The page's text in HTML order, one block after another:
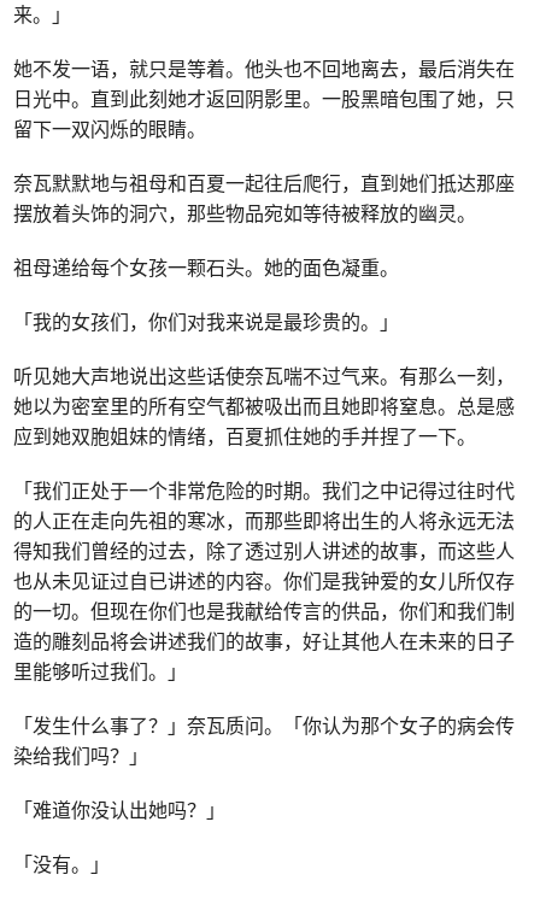
来。」
她不发一语，就只是等着。他头也不回地离去，最后消失在
日光中。直到此刻她才返回阴影里。一股黑暗包围了她，只
留下一双闪烁的眼睛。
奈瓦默默地与祖母和百夏一起往后爬行，直到她们抵达那座
摆放着头饰的洞穴，那些物品宛如等待被释放的幽灵。
祖母递给每个女孩一颗石头。她的面色凝重。
「我的女孩们，你们对我来说是最珍贵的。」
听见她大声地说出这些话使奈瓦喘不过气来。有那么一刻，
她以为密室里的所有空气都被吸出而且她即将窒息。总是感
应到她双胞姐妹的情绪，百夏抓住她的手并捏了一下。
「我们正处于一个非常危险的时期。我们之中记得过往时代
的人正在走向先祖的寒冰，而那些即将出生的人将永远无法
得知我们曾经的过去，除了透过别人讲述的故事，而这些人
也从未见证过自已讲述的内容。你们是我钟爱的女儿所仅存
的一切。但现在你们也是我献给传言的供品，你们和我们制
造的雕刻品将会讲述我们的故事，好让其他人在未来的日子
里能够听过我们。」
「发生什么事了？」奈瓦质问。「你认为那个女子的病会传
染给我们吗？」
「难道你没认出她吗？」
「没有。」